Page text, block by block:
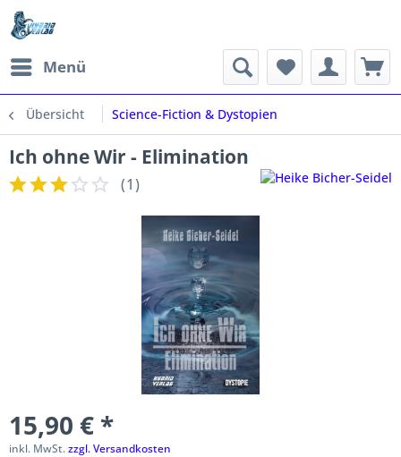
Menü
Übersicht Science-Fiction & Dystopien
Ich ohne Wir - Elimination
(1)
15,90 € *
inkl. MwSt.zzgl. Versandkosten